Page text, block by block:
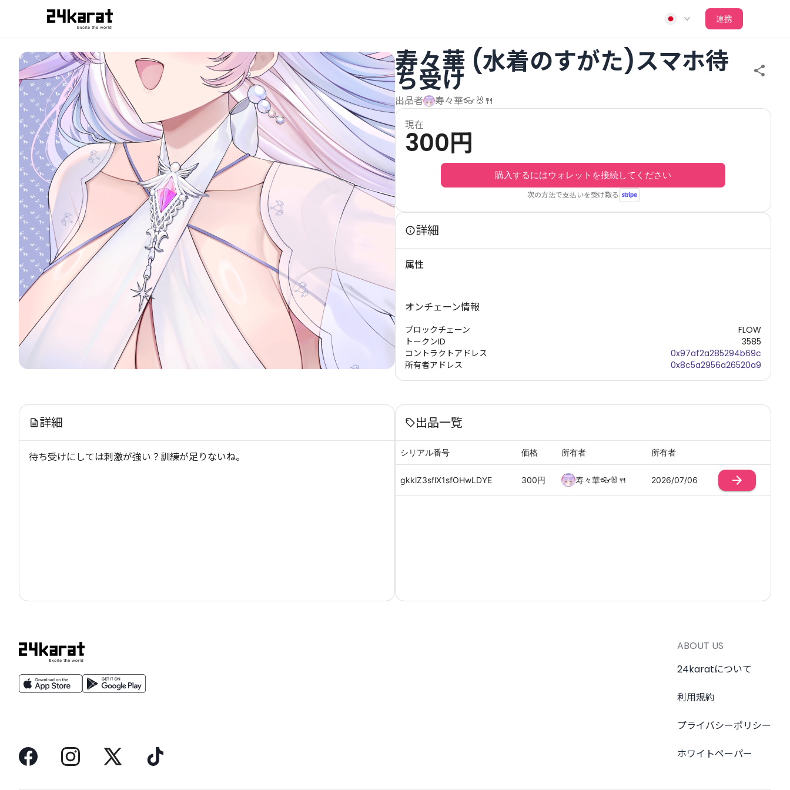
寿々華 (水着のすがた)スマホ待ち受け
連携
寿々華 (水着のすがた)スマホ待
ち受け
出品者
寿々華👓🐰🍴
現在
300円
購入するにはウォレットを接続してください
次の方法で支払いを受け取る
詳細
属性
オンチェーン情報
ブロックチェーン
トークンID
コントラクトアドレス
所有者アドレス
FLOW
3585
0x97af2a285294b69c
0x8c5a2956a26520a9
詳細
待ち受けにしては刺激が強い？訓練が足りないね。
出品一覧
シリアル番号 価格 所有者 所有者
gkklZ3sflX1sfOHwLDYE 300円 寿々華👓🐰🍴 2026/07/06
ABOUT US
24karatについて
利用規約
プライバシーポリシー
ホワイトペーパー